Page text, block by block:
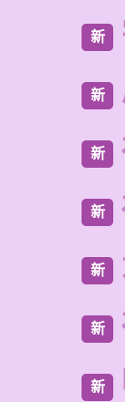
新
新
新
新
新
新
新